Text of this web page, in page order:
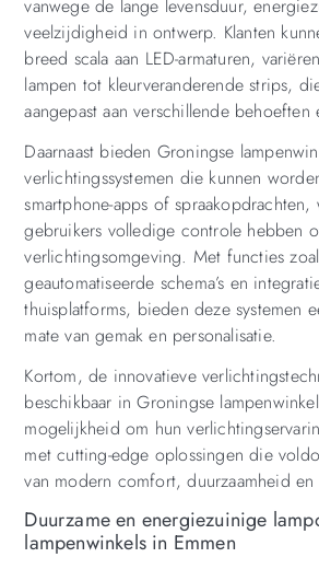
vanwege de lange levensduur,
veelzijdigheid in ontwerp. Klanten
breed scala aan LED-armaturen,
lampen tot kleurveranderende strips,
aangepast aan verschillende behoeften
Daarnaast bieden Groningse
verlichtingssystemen die kunnen
smartphone-apps of spraakopdrachten,
gebruikers volledige controle hebben
verlichtingsomgeving. Met functies
geautomatiseerde schema’s en
thuisplatforms, bieden deze systemen
mate van gemak en personalisatie.
Kortom, de innovatieve
beschikbaar in Groningse
mogelijkheid om hun
met cutting-edge oplossingen die
van modern comfort, duurzaamheid en
Duurzame en energiezuinige
lampenwinkels in Emmen